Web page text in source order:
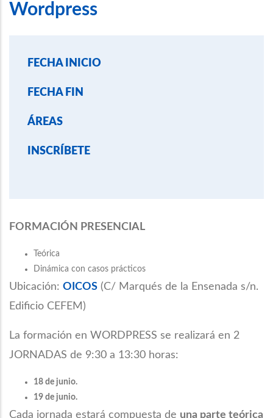
Wordpress
FECHA INICIO
FECHA FIN
ÁREAS
INSCRÍBETE
FORMACIÓN PRESENCIAL
Teórica
Dinámica con casos prácticos
Ubicación: OICOS (C/ Marqués de la Ensenada s/n.
Edificio CEFEM)
La formación en WORDPRESS se realizará en 2
JORNADAS de 9:30 a 13:30 horas:
18 de junio.
19 de junio.
Cada jornada estará compuesta de una parte teórica